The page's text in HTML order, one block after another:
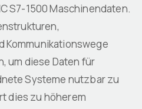
S7-1500 Maschinendaten.
Kommunikationswege
um diese Daten für
Systeme nutzbar zu
dies zu höherem